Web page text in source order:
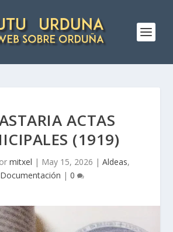
ACTAS
(1919)
mitxel | May 15, 2026 | Aldeas,
Documentación | 0